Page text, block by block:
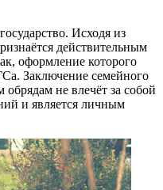
Исходя из
действительным
оформление которого
Заключение семейного
не влечёт за собой
и является личным